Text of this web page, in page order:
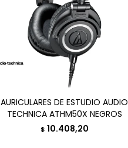
AURICULARES DE ESTUDIO AUDIO
TECHNICA ATHM50X NEGROS
$ 10.408,20